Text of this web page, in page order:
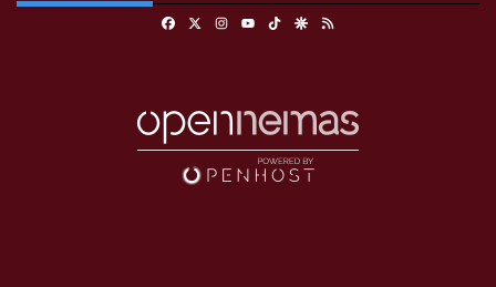
FacebookInstagramTikTokGoogle Discover